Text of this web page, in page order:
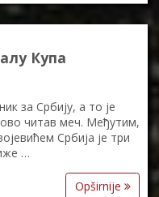
Купа
за Србију, а то је
читав меч. Међутим,
Србија је три
…
Opširnije